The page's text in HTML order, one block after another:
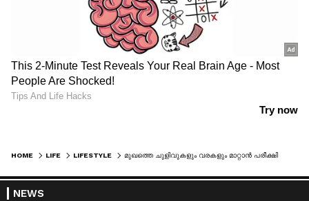
HOME LIFE LIFESTYLE
NEWS